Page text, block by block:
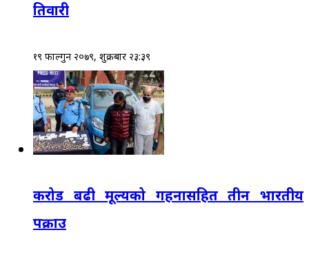
तिवारी
१९ फाल्गुन २०७९, शुक्रबार २३:३९
करोड बढी मूल्यको गहनासहित तीन भारतीय
पक्राउ